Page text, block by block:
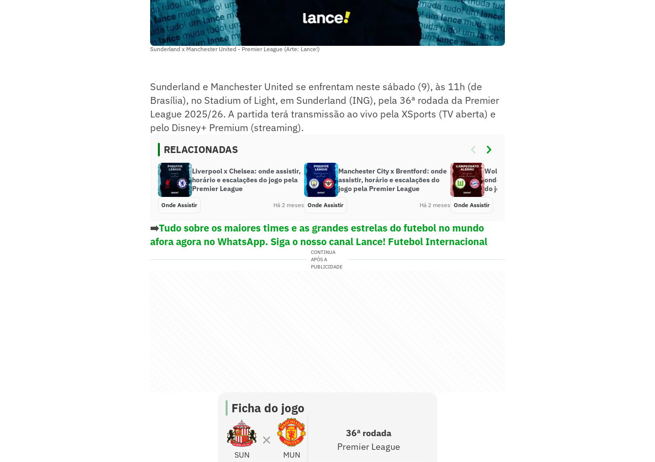
Sunderland x Manchester United - Premier League (Arte: Lance!)
Sunderland e Manchester United se enfrentam neste sábado (9), às 11h (de
Brasília), no Stadium of Light, em Sunderland (ING), pela 36ª rodada da Premier
League 2025/26. A partida terá transmissão ao vivo pela XSports (TV aberta) e
pelo Disney+ Premium (streaming).
RELACIONADAS
Liverpool x Chelsea: onde assistir,
horário e escalações do jogo pela
Premier League
Onde Assistir Há 2 meses
Manchester City x Brentford: onde
assistir, horário e escalações do
jogo pela Premier League
Onde Assistir Há 2 meses
Wolfsburg x Bayern de Munique:
onde assistir, horário e escalações
do jogo pela Bundesliga
Onde Assistir
➡️Tudo sobre os maiores times e as grandes estrelas do futebol no mundo
afora agora no WhatsApp. Siga o nosso canal Lance! Futebol Internacional
CONTINUA
APÓS A
PUBLICIDADE
Ficha do jogo
SUN MUN
36ª rodada
Premier League